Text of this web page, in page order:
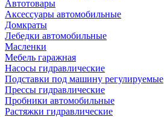
Автотовары
Аксессуары автомобильные
Домкраты
Лебедки автомобильные
Масленки
Мебель гаражная
Насосы гидравлические
Подставки под машину регулируемые
Прессы гидравлические
Пробники автомобильные
Растяжки гидравлические